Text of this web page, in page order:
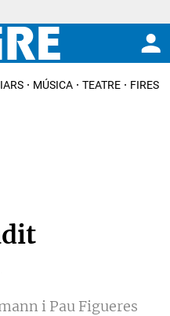
MÚSICA TEATRE FIRES I
i Pau Figueres